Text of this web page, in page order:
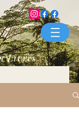
Livres"